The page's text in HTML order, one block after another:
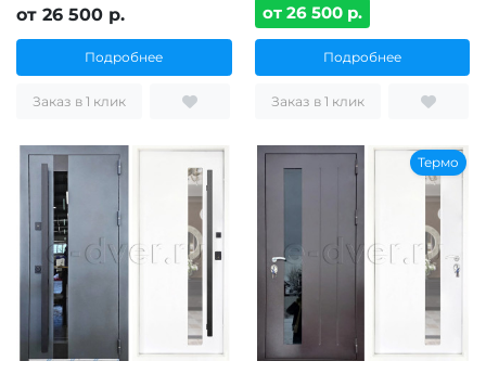
от 26 500 р.
Подробнее
Заказ в 1 клик
от 26 500 р.
Подробнее
Заказ в 1 клик
Термо